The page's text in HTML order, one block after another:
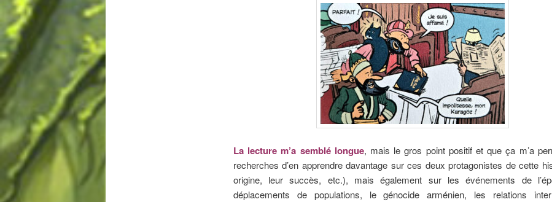
La lecture m’a semblé longue, mais le gros point positif et que ça m’a
recherches d’en apprendre davantage sur ces deux protagonistes de cette
origine, leur succès, etc.), mais également sur les événements de
déplacements de populations, le génocide arménien, les relations